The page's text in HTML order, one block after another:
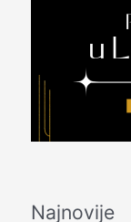
Najnovije